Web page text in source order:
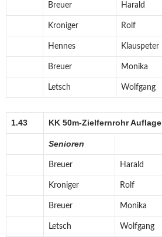
Breuer Harald
Kroniger Rolf
Hennes Klauspeter
Breuer Monika
Letsch Wolfgang
1.43 KK 50m-Zielfernrohr Auflage
Senioren
Breuer Harald
Kroniger Rolf
Breuer Monika
Letsch Wolfgang